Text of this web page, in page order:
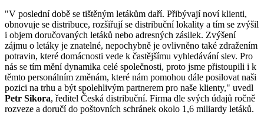
"V poslední době se tištěným letákům daří. Přibývají noví klienti,
obnovuje se distribuce, rozšiřují se distribuční lokality a tím se zvýšil
i objem doručovaných letáků nebo adresných zásilek. Zvýšení
zájmu o letáky je znatelné, nepochybně je ovlivněno také zdražením
potravin, které domácnosti vede k častějšímu vyhledávání slev. Pro
nás se tím mění dynamika celé společnosti, proto jsme přistoupili i k
těmto personálním změnám, které nám pomohou dále posilovat naši
pozici na trhu a být spolehlivým partnerem pro naše klienty," uvedl
Petr Sikora, ředitel Česká distribuční. Firma dle svých údajů ročně
rozveze a doručí do poštovních schránek okolo 1,6 miliardy letáků.